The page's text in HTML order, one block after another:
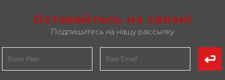
Оставайтесь на связи!
Подпишитесь на нашу рассылку